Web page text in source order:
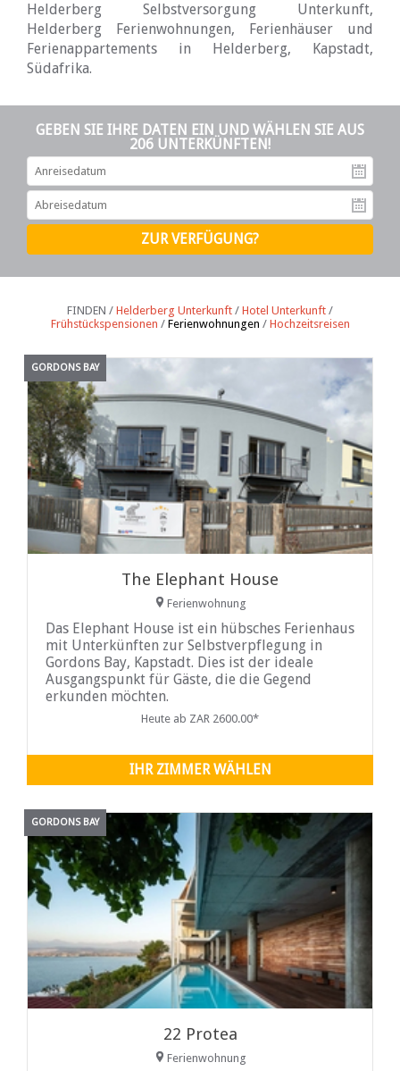
Helderberg Selbstversorgung Unterkunft,
Helderberg Ferienwohnungen, Ferienhäuser und
Ferienappartements in Helderberg, Kapstadt,
Südafrika.
GEBEN SIE IHRE DATEN EIN UND WÄHLEN SIE AUS
206 UNTERKÜNFTEN!
FINDEN / Helderberg Unterkunft / Hotel Unterkunft /
Frühstückspensionen / Ferienwohnungen / Hochzeitsreisen
GORDONS BAY
The Elephant House
Ferienwohnung
Das Elephant House ist ein hübsches Ferienhaus
mit Unterkünften zur Selbstverpflegung in
Gordons Bay, Kapstadt. Dies ist der ideale
Ausgangspunkt für Gäste, die die Gegend
erkunden möchten.
Heute ab ZAR 2600.00*
IHR ZIMMER WÄHLEN
GORDONS BAY
22 Protea
Ferienwohnung